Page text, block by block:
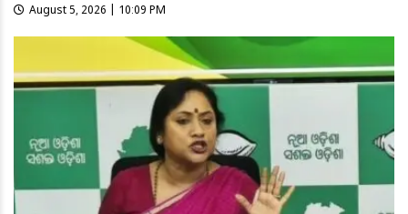
August 5, 2026 | 10:09 PM